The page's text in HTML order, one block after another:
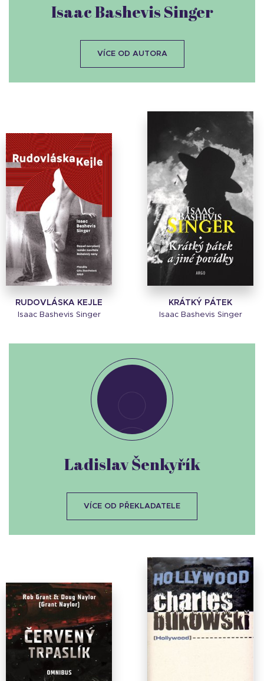
RUDOVLÁSKA KEJLE
Isaac Bashevis Singer
KRÁTKÝ PÁTEK
Isaac Bashevis Singer
Isaac Bashevis Singer
VÍCE OD AUTORA
Ladislav Šenkyřík
VÍCE OD PŘEKLADATELE